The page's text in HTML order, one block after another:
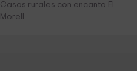
Casas rurales con encanto El
Morell